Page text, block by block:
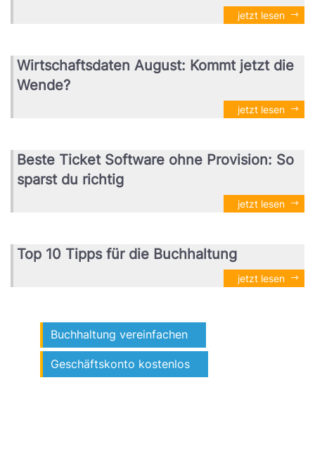
jetzt lesen
Wirtschaftsdaten August: Kommt jetzt die
Wende?
jetzt lesen
Beste Ticket Software ohne Provision: So
sparst du richtig
jetzt lesen
Top 10 Tipps für die Buchhaltung
jetzt lesen
Buchhaltung vereinfachen
Geschäftskonto kostenlos